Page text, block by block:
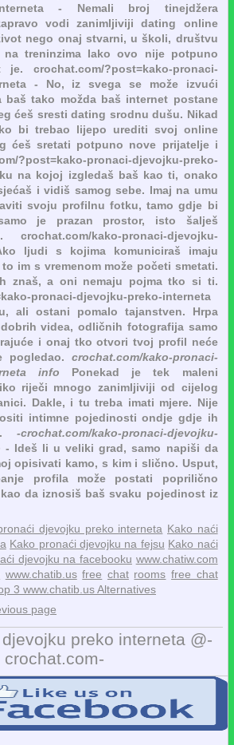
- Nemali broj tinejdžera
vodi zanimljiviji dating online
nego onaj stvarni, u školi, društvu
na treninzima Iako ovo nije potpuno
crochat.com/?post=kako-pronaci-
- No, iz svega se može izvući
baš tako možda baš internet postane
ćeš sresti dating srodnu dušu. Nikad
bi trebao lijepo urediti svoj online
ćeš sretati potpuno nove prijatelje i
?post=kako-pronaci-djevojku-preko-
na kojoj izgledaš baš kao ti, onako
i vidiš samog sebe. Imaj na umu
svoju profilnu fotku, tamo gdje bi
je prazan prostor, isto šalješ
kako-pronaci-djevojku-
ljudi s kojima komuniciraš imaju
im s vremenom može početi smetati.
znaš, a oni nemaju pojma tko si ti.
pronaci-djevojku-preko-interneta
ali ostani pomalo tajanstven. Hrpa
videa, odličnih fotografija samo
i onaj tko otvori tvoj profil neće
pogledao. crochat.com/kako-pronaci-
info Ponekad je tek maleni
riječi mnogo zanimljiviji od cijelog
Dakle, i tu treba imati mjere. Nije
intimne pojedinosti ondje gdje ih
-crochat.com/kako-pronaci-djevojku-
- Ideš li u veliki grad, samo napiši da
opisivati kamo, s kim i slično. Usput,
profila može postati poprilično
da iznosiš baš svaku pojedinost iz
djevojku preko interneta Kako naći
Kako pronaći djevojku na fejsu Kako naći
djevojku na facebooku www.chatiw.com
www.chatib.us free chat rooms free chat
3 www.chatib.us Alternatives
page
preko interneta @-
crochat.com-